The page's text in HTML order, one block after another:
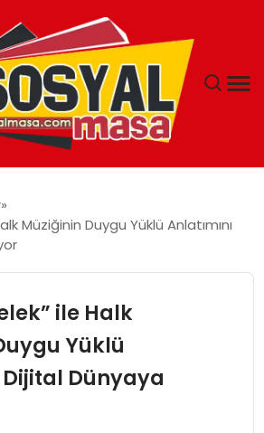
Müziğinin Duygu Yüklü Anlatımını
ile Halk
Yüklü
Dijital Dünyaya